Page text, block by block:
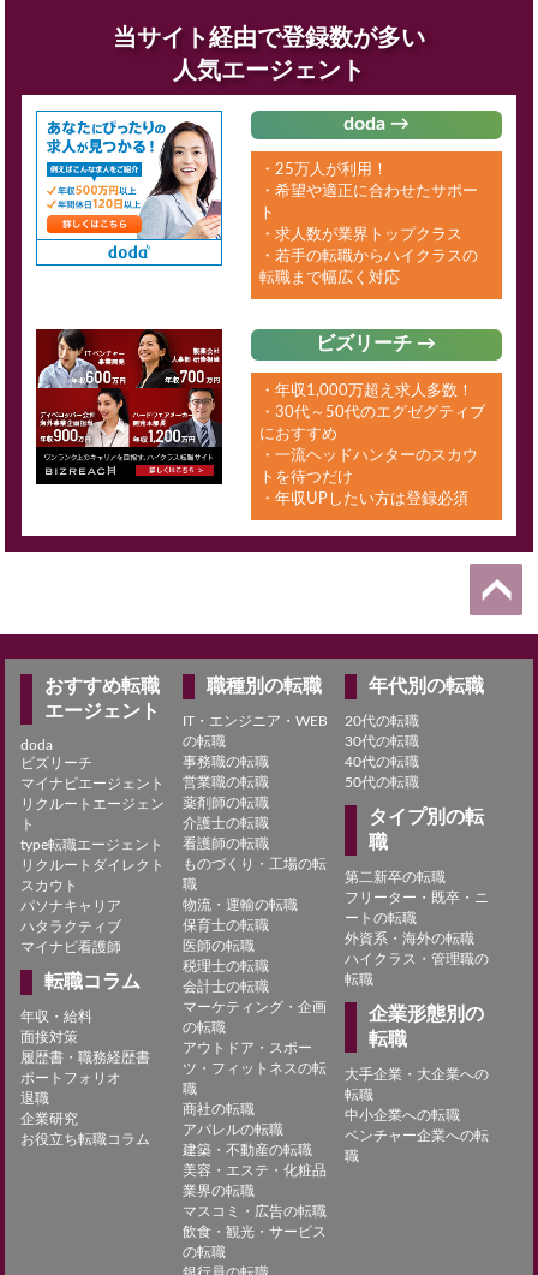
当サイト経由で登録数が多い
人気エージェント
doda →
・25万人が利用！
・希望や適正に合わせたサポー
ト
・求人数が業界トップクラス
・若手の転職からハイクラスの
転職まで幅広く対応
ビズリーチ →
・年収1,000万超え求人多数！
・30代～50代のエグゼグティブ
におすすめ
・一流ヘッドハンターのスカウ
トを待つだけ
・年収UPしたい方は登録必須
おすすめ転職
エージェント
doda
ビズリーチ
マイナビエージェント
リクルートエージェン
ト
type転職エージェント
リクルートダイレクト
スカウト
パソナキャリア
ハタラクティブ
マイナビ看護師
転職コラム
年収・給料
面接対策
履歴書・職務経歴書
ポートフォリオ
退職
企業研究
お役立ち転職コラム
職種別の転職
IT・エンジニア・WEB
の転職
事務職の転職
営業職の転職
薬剤師の転職
介護士の転職
看護師の転職
ものづくり・工場の転
職
物流・運輸の転職
保育士の転職
医師の転職
税理士の転職
会計士の転職
マーケティング・企画
の転職
アウトドア・スポー
ツ・フィットネスの転
職
商社の転職
アパレルの転職
建築・不動産の転職
美容・エステ・化粧品
業界の転職
マスコミ・広告の転職
飲食・観光・サービス
の転職
年代別の転職
20代の転職
30代の転職
40代の転職
50代の転職
タイプ別の転
職
第二新卒の転職
フリーター・既卒・ニ
ートの転職
外資系・海外の転職
ハイクラス・管理職の
転職
企業形態別の
転職
大手企業・大企業への
転職
中小企業への転職
ベンチャー企業への転
職